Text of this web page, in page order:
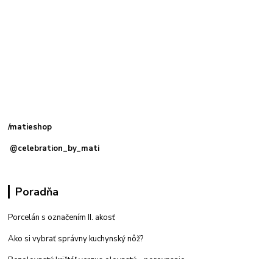
/matieshop
@celebration_by_mati
Poradňa
Porcelán s označením II. akosť
Ako si vybrať správny kuchynský nôž?